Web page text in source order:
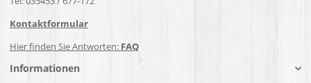
Kontaktformular
Hier finden Sie Antworten: FAQ
Informationen